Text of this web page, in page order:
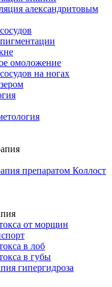
александритовым
омоложение
на ногах
препаратом Коллост
от морщин
в лоб
в губы
гипергидроза